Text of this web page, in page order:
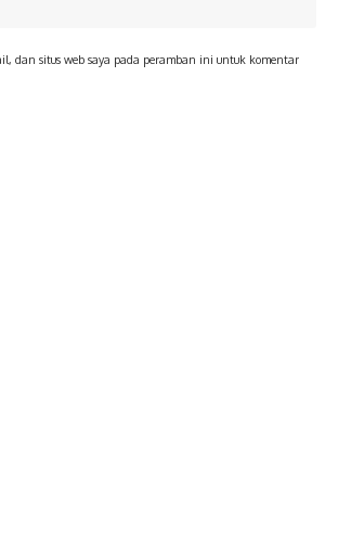
dan situs web saya pada peramban ini untuk komentar